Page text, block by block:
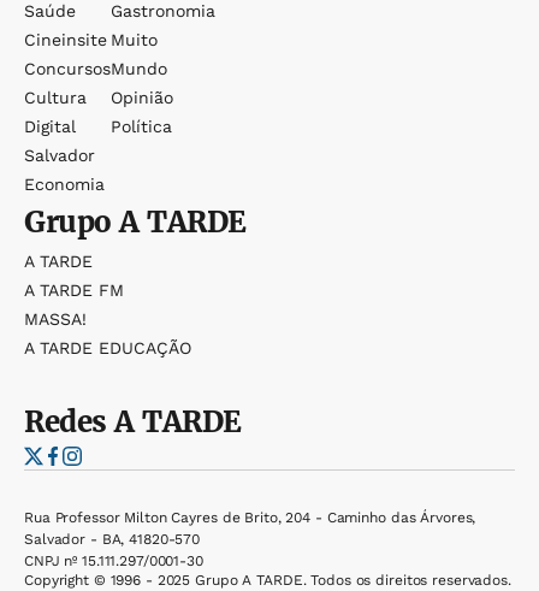
Saúde
Cineinsite
Concursos
Cultura
Digital
Salvador
Economia
Gastronomia
Muito
Mundo
Opinião
Política
GrupoA TARDE
A TARDE
A TARDE FM
MASSA!
A TARDE EDUCAÇÃO
RedesA TARDE
Rua Professor Milton Cayres de Brito, 204 - Caminho das Árvores,
Salvador - BA, 41820-570
CNPJ nº 15.111.297/0001-30
Copyright © 1996 - 2025 Grupo A TARDE. Todos os direitos reservados.